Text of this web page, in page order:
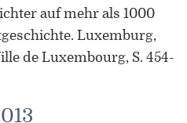
auf mehr als 1000
Luxemburg,
de Luxembourg, S. 454-